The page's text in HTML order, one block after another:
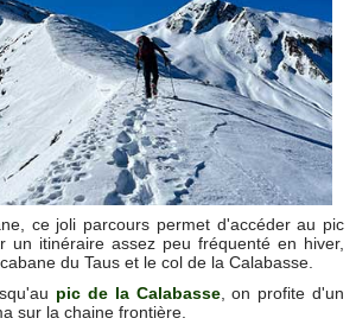
ce joli parcours permet d'accéder au pic
un itinéraire assez peu fréquenté en hiver,
du Taus et le col de la Calabasse.
pic de la Calabasse, on profite d'un
sur la chaine frontière.